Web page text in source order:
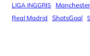
LIGA INGGRIS
Real Madrid ShotsGoal